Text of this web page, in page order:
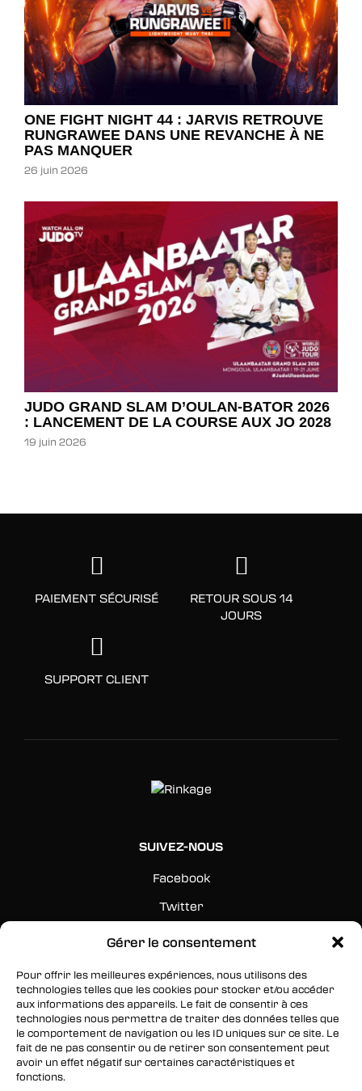
Gérer le consentement
Pour offrir les meilleures expériences, nous utilisons des
technologies telles que les cookies pour stocker et/ou accéder
aux informations des appareils. Le fait de consentir à ces
technologies nous permettra de traiter des données telles que
le comportement de navigation ou les ID uniques sur ce site. Le
fait de ne pas consentir ou de retirer son consentement peut
avoir un effet négatif sur certaines caractéristiques et
fonctions.
ONE FIGHT NIGHT 44 : JARVIS RETROUVE
RUNGRAWEE DANS UNE REVANCHE À NE
PAS MANQUER
26 juin 2026
JUDO GRAND SLAM D’OULAN-BATOR 2026
: LANCEMENT DE LA COURSE AUX JO 2028
19 juin 2026
PAIEMENT SÉCURISÉ
RETOUR SOUS 14
JOURS
SUPPORT CLIENT
SUIVEZ-NOUS
Facebook
Twitter
Instagram
RESTEZ INFORMÉS
Inscrivez-vous à notre newsletter pour être les
premiers à être informés des nouveaux
arrivages, des ventes, du contenu exclusif, des
événements et plus encore !